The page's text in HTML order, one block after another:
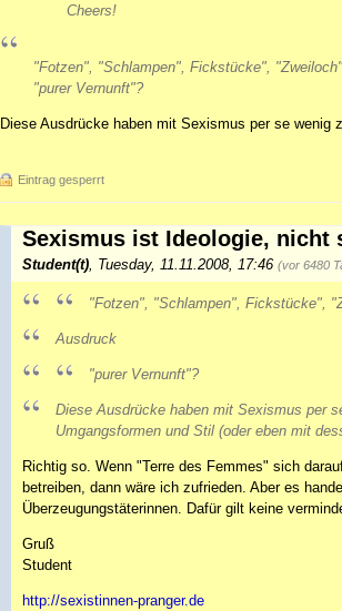
Cheers!
"Fotzen", "Schlampen", Fickstücke",
"purer Vernunft"?
Diese Ausdrücke haben mit Sexismus per se wenig
Eintrag gesperrt
Sexismus ist Ideologie, nicht
Student(t) Tuesday, 11.11.2008, 17:46 (vor 6480
"Fotzen", "Schlampen", Fickstücke",
Ausdruck
"purer Vernunft"?
Diese Ausdrücke haben mit Sexismus per
Umgangsformen und Stil (oder eben mit
Richtig so. Wenn "Terre des Femmes" sich
betreiben, dann wäre ich zufrieden. Aber es
Überzeugungstäterinnen. Dafür gilt keine
Gruß
Student
http://sexistinnen-pranger.de